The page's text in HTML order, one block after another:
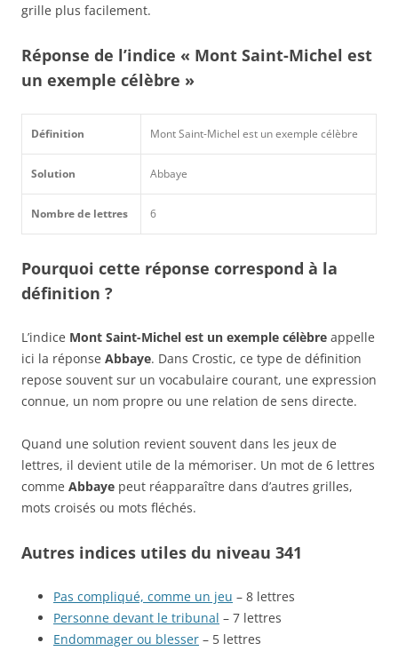
grille plus facilement.
Réponse de l’indice « Mont Saint-Michel est
un exemple célèbre »
Définition Mont Saint-Michel est un exemple célèbre
Solution Abbaye
Nombre de lettres 6
Pourquoi cette réponse correspond à la
définition ?
L’indice Mont Saint-Michel est un exemple célèbre appelle
ici la réponse Abbaye. Dans Crostic, ce type de définition
repose souvent sur un vocabulaire courant, une expression
connue, un nom propre ou une relation de sens directe.
Quand une solution revient souvent dans les jeux de
lettres, il devient utile de la mémoriser. Un mot de 6 lettres
comme Abbaye peut réapparaître dans d’autres grilles,
mots croisés ou mots fléchés.
Autres indices utiles du niveau 341
Pas compliqué, comme un jeu – 8 lettres
Personne devant le tribunal – 7 lettres
Endommager ou blesser – 5 lettres